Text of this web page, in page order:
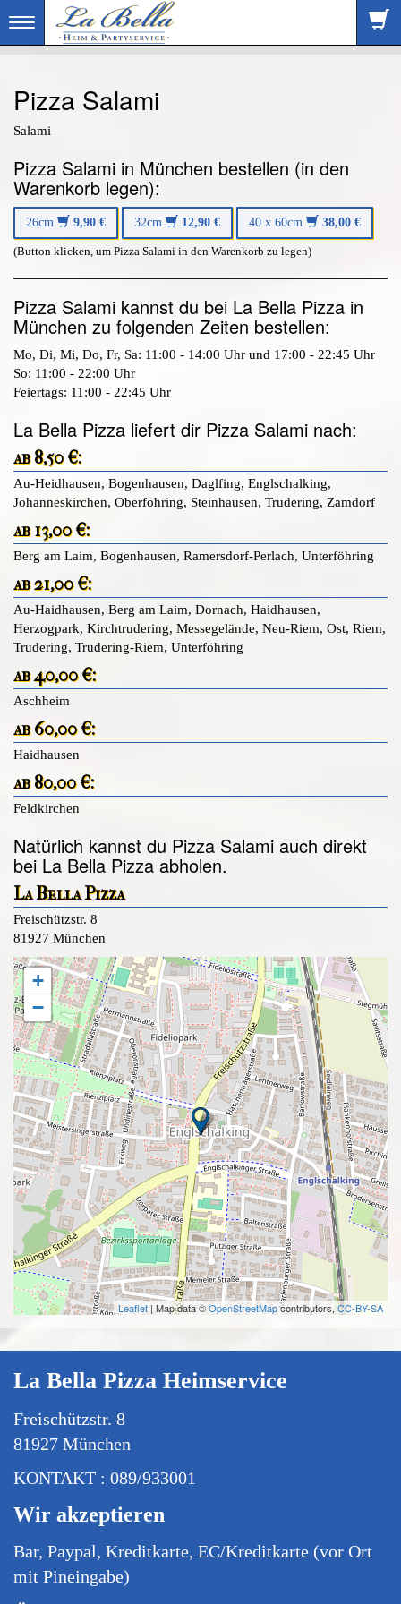
Toggle
navigation
Pizza Salami
Salami
Pizza Salami in München bestellen (in den
Warenkorb legen):
26cm 9,90 € 32cm 12,90 € 40 x 60cm 38,00 €
(Button klicken, um Pizza Salami in den Warenkorb zu legen)
Pizza Salami kannst du bei La Bella Pizza in
München zu folgenden Zeiten bestellen:
Mo, Di, Mi, Do, Fr, Sa: 11:00 - 14:00 Uhr und 17:00 - 22:45 Uhr
So: 11:00 - 22:00 Uhr
Feiertags: 11:00 - 22:45 Uhr
La Bella Pizza liefert dir Pizza Salami nach:
ab 8,50 €:
Au-Heidhausen, Bogenhausen, Daglfing, Englschalking,
Johanneskirchen, Oberföhring, Steinhausen, Trudering, Zamdorf
ab 13,00 €:
Berg am Laim, Bogenhausen, Ramersdorf-Perlach, Unterföhring
ab 21,00 €:
Au-Haidhausen, Berg am Laim, Dornach, Haidhausen,
Herzogpark, Kirchtrudering, Messegelände, Neu-Riem, Ost, Riem,
Trudering, Trudering-Riem, Unterföhring
ab 40,00 €:
Aschheim
ab 60,00 €:
Haidhausen
ab 80,00 €:
Feldkirchen
Natürlich kannst du Pizza Salami auch direkt
bei La Bella Pizza abholen.
La Bella Pizza
Freischützstr. 8
81927 München
+
−
Leaflet | Map data ©OpenStreetMapcontributors, CC-BY-SA
La Bella Pizza Heimservice
Freischützstr. 8
81927 München
KONTAKT : 089/933001
Wir akzeptieren
Bar, Paypal, Kreditkarte, EC/Kreditkarte (vor Ort
mit Pineingabe)